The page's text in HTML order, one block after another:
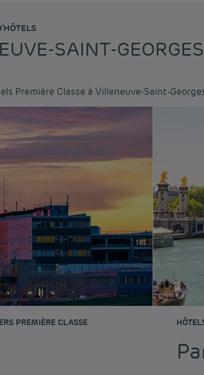
SAINT-
Première Classe à Villeneuve-Saint-
PREMIÈRE CLASSE